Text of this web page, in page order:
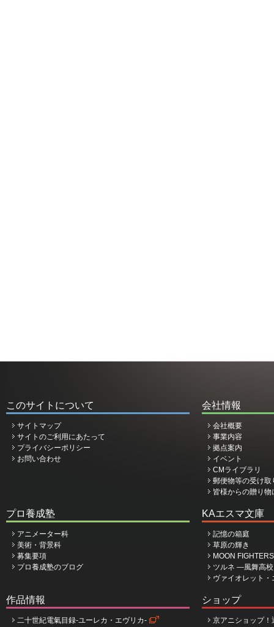
このサイトについて
サイトマップ
サイトのご利用にあたって
プライバシーポリシー
お問い合わせ
会社情報
会社概要
事業内容
拠点案内
イベント
CMライブラリ
郵便物等の受け取
皆様からの贈り
プロ養成塾
アニメーター科
美術・背景科
募集要項
プロ養成塾のブログ
KAエスマ文庫
記憶の箱庭
草原の輝き
MOON
ツルネ ―風舞高
ヴァイオレット
作品情報
二十世紀電氣目録-ユーレカ・エヴリカ-
ショップ
京アニショップ！